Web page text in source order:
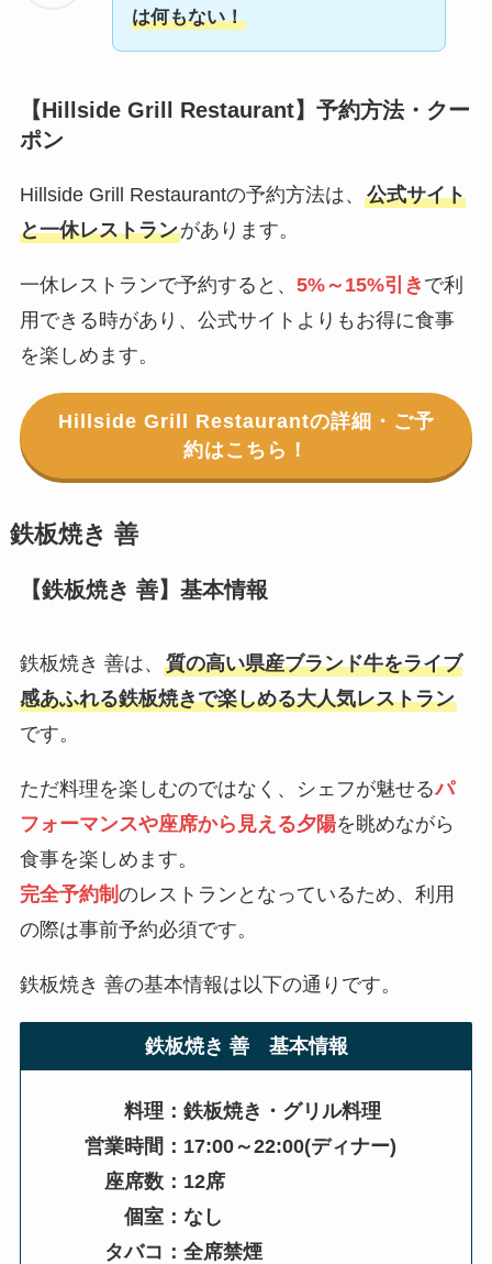
は何もない！
【Hillside Grill Restaurant】予約方法・クー
ポン
Hillside Grill Restaurantの予約方法は、 公式サイト
と一休レストランがあります。
一休レストランで予約すると、 5%～15%引き で利
用できる時があり、公式サイトよりもお得に食事
を楽しめます。
Hillside Grill Restaurantの詳細・ご予
約はこちら！
鉄板焼き 善
【鉄板焼き 善】基本情報
鉄板焼き 善は、 質の高い県産ブランド牛をライブ
感あふれる鉄板焼きで楽しめる大人気レストラン
です。
ただ料理を楽しむのではなく、シェフが魅せるパ
フォーマンスや座席から見える夕陽を眺めながら
食事を楽しめます。
完全予約制 のレストランとなっているため、利用
の際は事前予約必須です。
鉄板焼き 善の基本情報は以下の通りです。
鉄板焼き 善 基本情報
料理：鉄板焼き・グリル料理
営業時間： 17:00～22:00(ディナー)
座席数：12席
個室：なし
タバコ：全席禁煙